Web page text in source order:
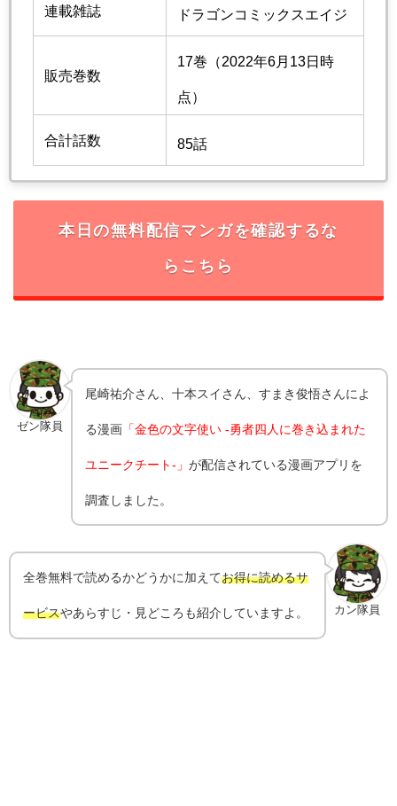
連載雑誌 ドラゴンコミックスエイジ
販売巻数
17巻（2022年6月13日時
点）
合計話数 85話
本日の無料配信マンガを確認するな
らこちら
ゼン隊員
尾崎祐介さん、十本スイさん、すまき俊悟さんによ
る漫画 「金色の文字使い -勇者四人に巻き込まれた
ユニークチート-」が配信されている漫画アプリを
調査しました。
カン隊員
全巻無料で読めるかどうかに加えてお得に読めるサ
ービスやあらすじ・見どころも紹介していますよ。